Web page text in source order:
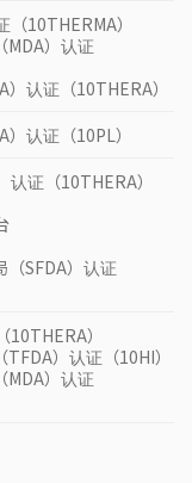
10THERMA）
MDA）认证
认证（10THERA）
认证（10PL）
证（10THERA）
SFDA）认证
）
）认证（10HI）
MDA）认证